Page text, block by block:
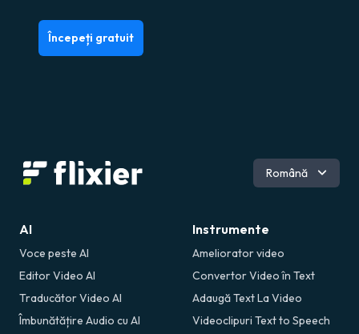
Începeți gratuit
Engleză
Română
AI
Voce peste AI
Editor Video AI
Traducător Video AI
Îmbunătățire Audio cu AI
Instrumente
Ameliorator video
Convertor Video în Text
Adaugă Text La Video
Videoclipuri Text to Speech